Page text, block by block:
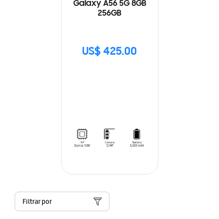
Galaxy A56 5G 8GB
256GB
US$ 425.00
Filtrar por